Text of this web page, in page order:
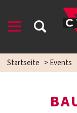
Startseite >Events